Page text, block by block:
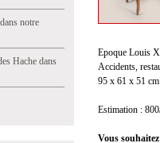
notre
Hache dans
Epoque Louis
Accidents,
95 x 61 x 51 cm
Estimation :
Vous